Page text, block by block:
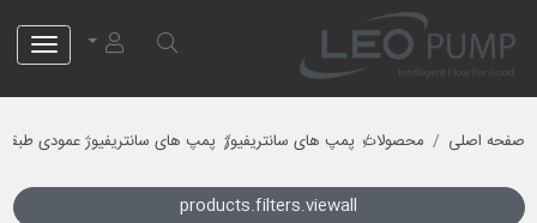
صفحه اصلی محصولات پمپ های سانتریفیوژ پمپ های سانتریفیوژ عمودی
products.filters.viewall